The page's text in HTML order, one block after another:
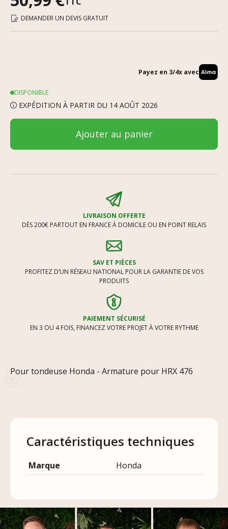
DEMANDER UN DEVIS GRATUIT
Payez en 3/4x avec
DISPONIBLE
EXPÉDITION À PARTIR DU 14 AOÛT 2026
Ajouter au panier
LIVRAISON OFFERTE
DÈS 200€ PARTOUT EN FRANCE À DOMICILE OU EN POINT RELAIS
SAV ET PIÈCES
PROFITEZ D’UN RÉSEAU NATIONAL POUR LA GARANTIE DE VOS
PRODUITS
PAIEMENT SÉCURISÉ
EN 3 OU 4 FOIS, FINANCEZ VOTRE PROJET À VOTRE RYTHME
Pour tondeuse Honda - Armature pour HRX 476
Caractéristiques techniques
Marque Honda